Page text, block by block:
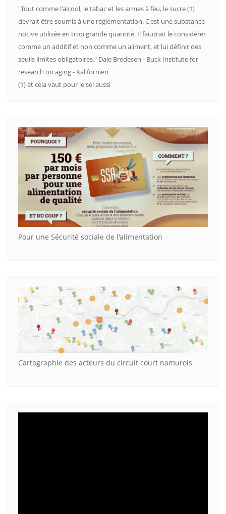
"Tout comme l'alcool, le tabac et les armes à feu, le sucre (1)
devrait être soumis à une réglementation. C'est une substance
nocive utilisée en trop grande quantité. Il faudrait le considérer
comme un additif et non comme un aliment, et lui définir des
seuils limites obligatoires." Dale Bredesen - Buck Institute for
research on aging - Kalifornien
(1) et cela vaut pour le sel aussi
Pour une Sécurité sociale de l'alimentation
Cartographie des acteurs du circuit court namurois